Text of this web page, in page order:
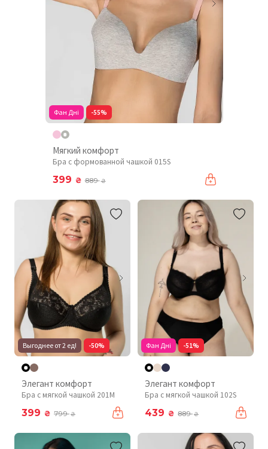
Фан Дні -55%
Мягкий комфорт
Бра с формованной чашкой 015S
399 ₴ 889₴
Выгоднее от 2 ед! -50%
Элегант комфорт
Бра с мягкой чашкой 201М
399 ₴ 799₴
Фан Дні -51%
Элегант комфорт
Бра с мягкой чашкой 102S
439 ₴ 889₴